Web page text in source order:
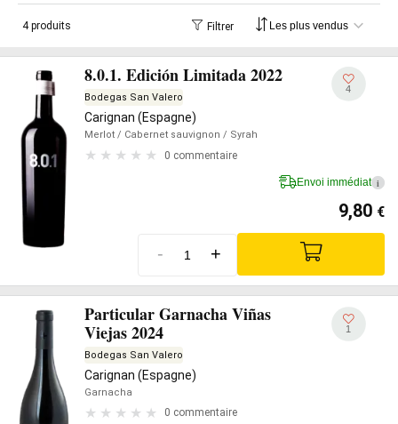
4 produits Filtrer
8.0.1. Edición Limitada 2022
Bodegas San Valero
Carignan (Espagne)
Merlot / Cabernet sauvignon / Syrah
0 commentaire
4
Envoi immédiat i
9,80 €
- +
Particular Garnacha Viñas
Viejas 2024
Bodegas San Valero
Carignan (Espagne)
Garnacha
0 commentaire
1